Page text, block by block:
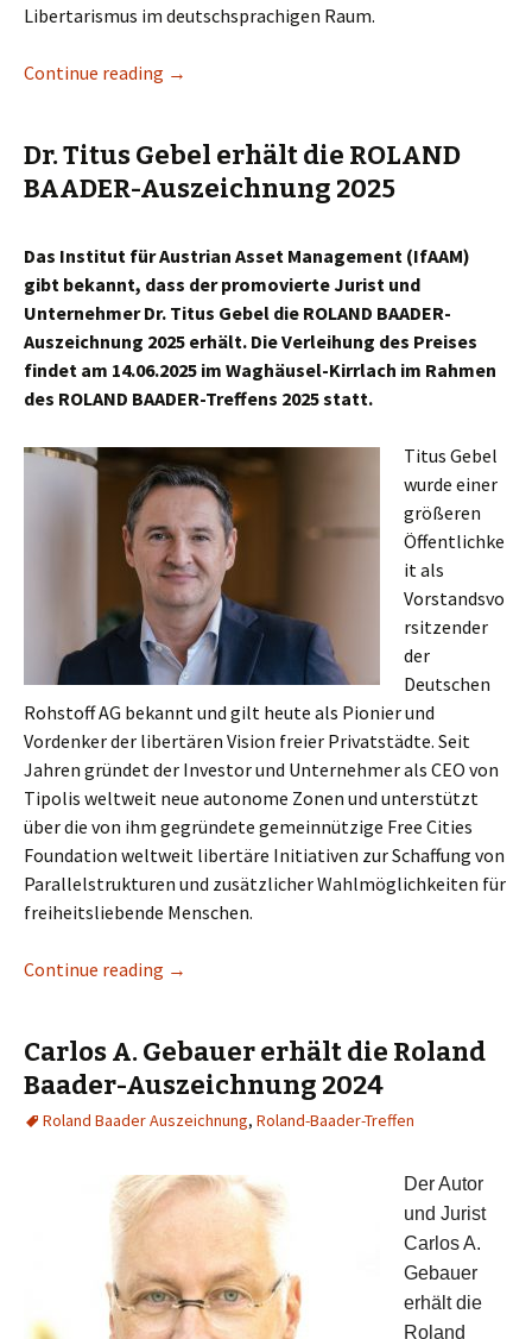
Libertarismus im deutschsprachigen Raum.
Continue reading Roland Baader-Auszeichnung 2026 geht an
→
Dr. Titus Gebel erhält die ROLAND
BAADER-Auszeichnung 2025
Das Institut für Austrian Asset Management (IfAAM)
gibt bekannt, dass der promovierte Jurist und
Unternehmer Dr. Titus Gebel die ROLAND BAADER-
Auszeichnung 2025 erhält. Die Verleihung des Preises
findet am 14.06.2025 im Waghäusel-Kirrlach im Rahmen
des ROLAND BAADER-Treffens 2025 statt.
Titus Gebel
wurde einer
größeren
Öffentlichke
it als
Vorstandsvo
rsitzender
der
Deutschen
Rohstoff AG bekannt und gilt heute als Pionier und
Vordenker der libertären Vision freier Privatstädte. Seit
Jahren gründet der Investor und Unternehmer als CEO von
Tipolis weltweit neue autonome Zonen und unterstützt
über die von ihm gegründete gemeinnützige Free Cities
Foundation weltweit libertäre Initiativen zur Schaffung von
Parallelstrukturen und zusätzlicher Wahlmöglichkeiten für
freiheitsliebende Menschen.
Continue reading Dr. Titus Gebel erhält die ROLAND BAADER-
→
Carlos A. Gebauer erhält die Roland
Baader-Auszeichnung 2024
Roland Baader Auszeichnung, Roland-Baader-Treffen
Der Autor
und Jurist
Carlos A.
Gebauer
erhält die
Roland